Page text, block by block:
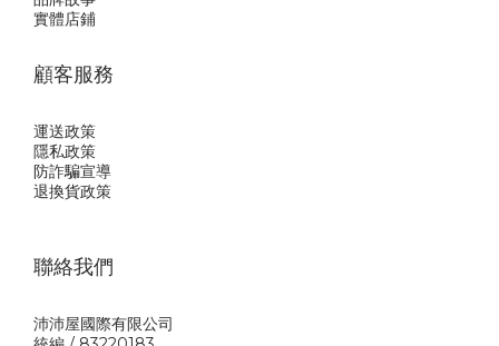
實體店鋪
顧客服務
運送政策
隱私政策
防詐騙宣導
退換貨政策
聯絡我們
沛沛屋國際有限公司